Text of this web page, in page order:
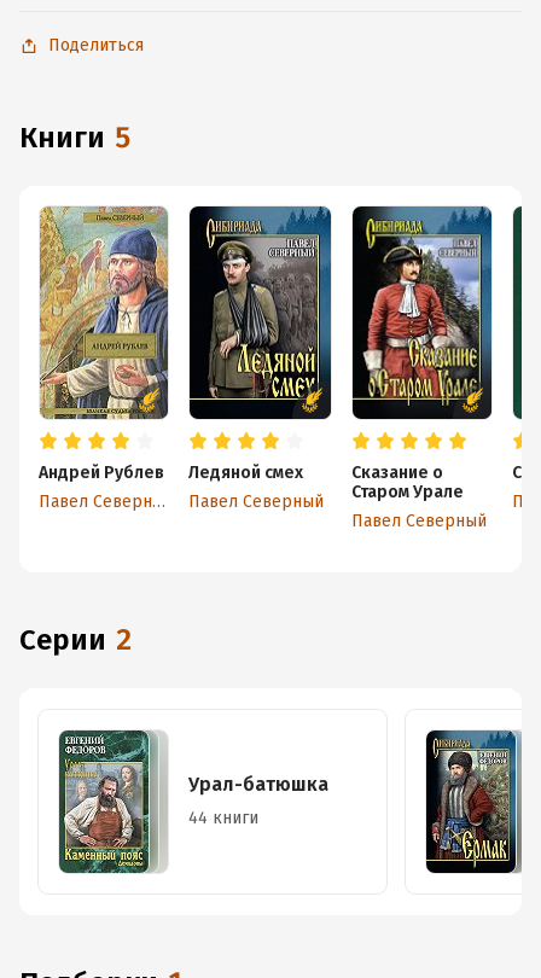
чтобы не расставаться с любимыми произведениями даже
Поделиться
книги 5
Андрей Рублев
Павел Северный
Ледяной смех
Павел Северный
Сказание о
Старом Урале
Павел Северный
Серии 2
Урал-батюшка
44 книги